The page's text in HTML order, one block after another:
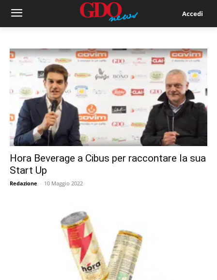
Accedi
Hora Beverage a Cibus per raccontare la sua
Start Up
Redazione - 10 Maggio 2022